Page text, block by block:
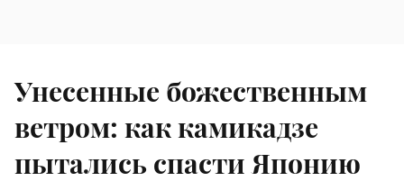
Унесенные божественным
ветром: как камикадзе
пытались спасти Японию